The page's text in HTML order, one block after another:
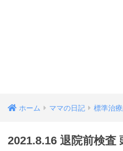
ホーム ママの日記 標準治
2021.8.16 退院前検査